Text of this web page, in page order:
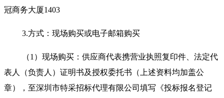
冠商务大厦1403
3.方式：现场购买或电子邮箱购买
（1）现场购买：供应商代表携营业执照复印件、法定代
表人（负责人）证明书及授权委托书（上述资料均加盖公
章），至深圳市特采招标代理有限公司填写《投标报名登记